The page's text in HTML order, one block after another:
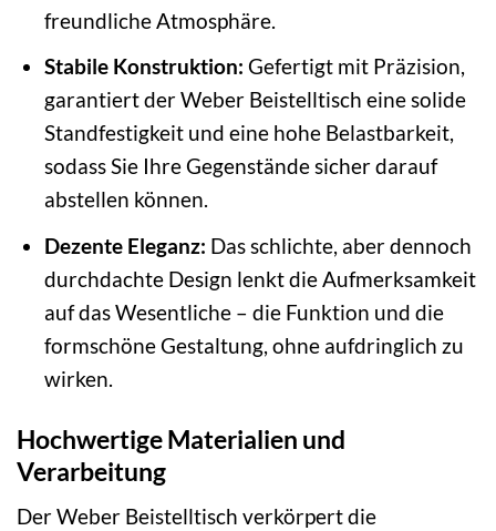
freundliche Atmosphäre.
Stabile Konstruktion: Gefertigt mit Präzision,
garantiert der Weber Beistelltisch eine solide
Standfestigkeit und eine hohe Belastbarkeit,
sodass Sie Ihre Gegenstände sicher darauf
abstellen können.
Dezente Eleganz: Das schlichte, aber dennoch
durchdachte Design lenkt die Aufmerksamkeit
auf das Wesentliche – die Funktion und die
formschöne Gestaltung, ohne aufdringlich zu
wirken.
Hochwertige Materialien und
Verarbeitung
Der Weber Beistelltisch verkörpert die